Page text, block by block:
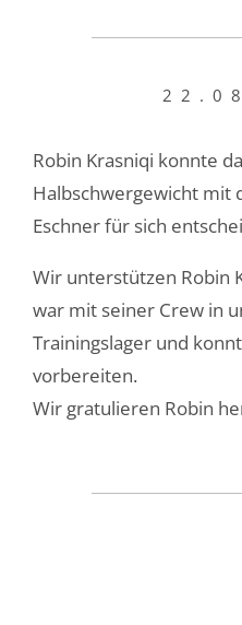
Robin Krasniqi konnte
Halbschwergewicht mit
Eschner für sich
Wir unterstützen Robin
war mit seiner Crew in
Trainingslager und
vorbereiten.
Wir gratulieren Robin